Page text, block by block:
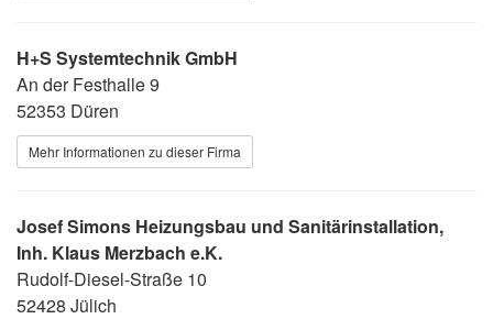
H+S Systemtechnik GmbH
An der Festhalle 9
52353 Düren
Mehr Informationen zu dieser Firma
Josef Simons Heizungsbau und Sanitärinstallation,
Inh. Klaus Merzbach e.K.
Rudolf-Diesel-Straße 10
52428 Jülich